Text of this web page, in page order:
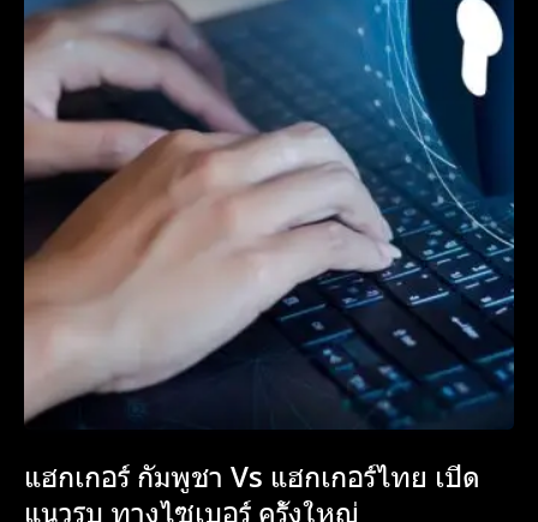
แฮกเกอร์ กัมพูชา Vs แฮกเกอร์ไทย เปิด
แนวรบ ทางไซเบอร์ ครั้งใหญ่